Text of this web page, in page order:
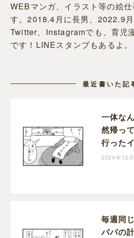
WEBマンガ、イラスト等の絵
す。2018.4月に長男、2022.9月
Twitter、Instagramでも、育児
です！LINEスタンプもあるよ。
最近書いた記
一体な
然帰っ
行った
たろー
2024年12
毎週同
パパの